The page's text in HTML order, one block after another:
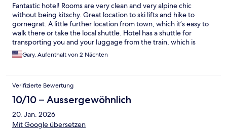
Fantastic hotel! Rooms are very clean and very alpine chic
without being kitschy. Great location to ski lifts and hike to
gornegrat. A little further location from town, which it’s easy to
walk there or take the local shuttle. Hotel has a shuttle for
transporting you and your luggage from the train, which is
super helpful. Breakfast is wonderful! Loved Zermatt. All in all a
truly wonderful stay!
Gary, Aufenthalt von 2 Nächten
Verifizierte Bewertung
10/10 – Aussergewöhnlich
20. Jan. 2026
Mit Google übersetzen